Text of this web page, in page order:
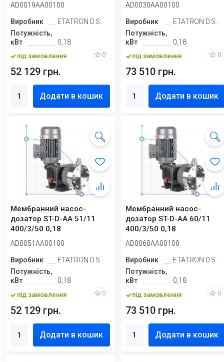
AD0019AA00100
Виробник
ETATRON D.S.
Потужність,
кВт
0,18
під замовлення 0
52 129 грн.
Додати в кошик
AD0030AA00100
Виробник
ETATRON D.S.
Потужність,
кВт
0,18
під замовлення 0
73 510 грн.
Додати в кошик
Мембранний насос-
дозатор ST-D-AA 51/11
400/3/50 0,18
AD0051AA00100
Виробник
ETATRON D.S.
Потужність,
кВт
0,18
під замовлення 0
52 129 грн.
Додати в кошик
Мембранний насос-
дозатор ST-D-AA 60/11
400/3/50 0,18
AD0060AA00100
Виробник
ETATRON D.S.
Потужність,
кВт
0,18
під замовлення 0
73 510 грн.
Додати в кошик